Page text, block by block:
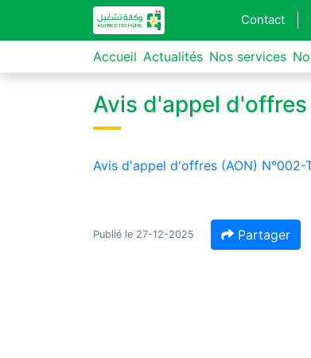
Contact
Accueil Actualités Nos services
Avis d'appel
Avis d'appel d'offres (AON) N°002-
Publié le 27-12-2025 Partager